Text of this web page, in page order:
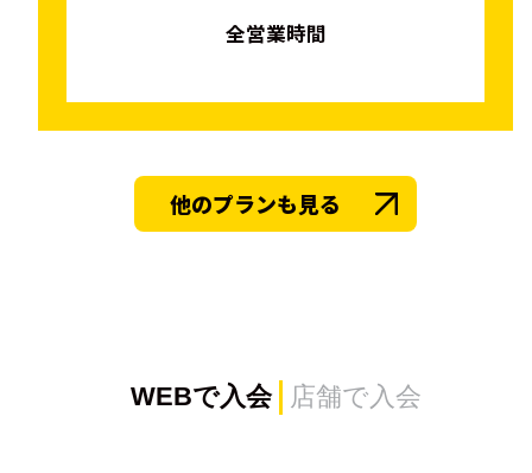
全営業時間
他のプランも見る
WEBで入会 店舗で入会